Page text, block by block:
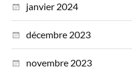
janvier 2024
décembre 2023
novembre 2023